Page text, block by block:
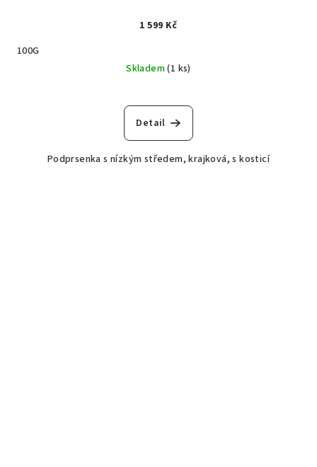
1 599 Kč
100G
Skladem(1 ks)
Detail
Podprsenka s nízkým středem, krajková, s kosticí